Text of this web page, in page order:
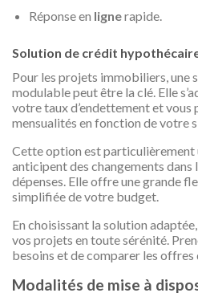
Réponse en lignerapide.
Solution de crédit
Pour les projets immobiliers, une
modulable peut être la clé. Elle
votre taux d’endettement et vous
mensualités en fonction de votre
Cette option est particulièrement
anticipent des changements dans
dépenses. Elle offre une grande
simplifiée de votre budget.
En choisissant la solution
vos projets en toute sérénité.
besoins et de comparer les offres
Modalités de mise à